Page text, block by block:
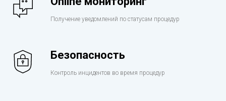
Получение уведомлений по статусам процедур
Безопасность
Контроль инцидентов во время процедур